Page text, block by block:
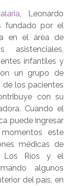
, Leonardo
fundado por el
en el área de
asistenciales,
infantiles y
un grupo de
de los pacientes
con su
Cuando el
puede ingresar
este
médicas de
Los Ríos y el
algunos
del país, en